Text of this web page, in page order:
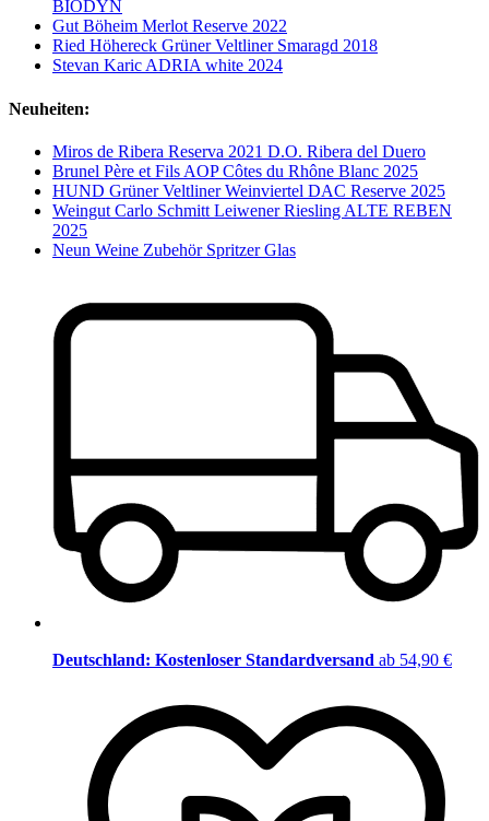
BIODYN
Gut Böheim Merlot Reserve 2022
Ried Höhereck Grüner Veltliner Smaragd 2018
Stevan Karic ADRIA white 2024
Neuheiten:
Miros de Ribera Reserva 2021 D.O. Ribera del Duero
Brunel Père et Fils AOP Côtes du Rhône Blanc 2025
HUND Grüner Veltliner Weinviertel DAC Reserve 2025
Weingut Carlo Schmitt Leiwener Riesling ALTE REBEN
2025
Neun Weine Zubehör Spritzer Glas
Deutschland: Kostenloser Standardversand ab 54,90 €